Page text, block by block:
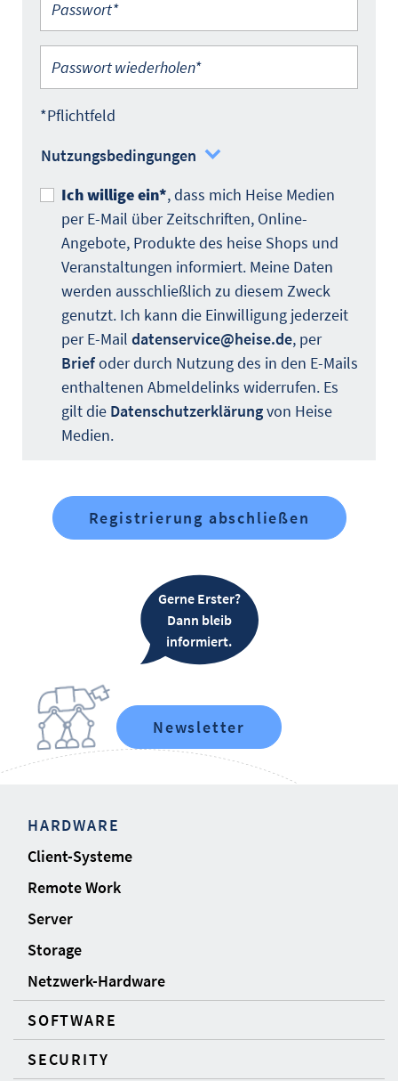
Passwort wiederholen*
*Pflichtfeld
Nutzungsbedingungen
Ich willige ein*, dass mich Heise Medien
per E-Mail über Zeitschriften, Online-
Angebote, Produkte des heise Shops und
Veranstaltungen informiert. Meine Daten
werden ausschließlich zu diesem Zweck
genutzt. Ich kann die Einwilligung jederzeit
per E-Mail datenservice@heise.de , per
Briefoder durch Nutzung des in den E-Mails
enthaltenen Abmeldelinks widerrufen. Es
gilt die Datenschutzerklärungvon Heise
Medien.
Gerne Erster?
Dann bleib
informiert.
Newsletter
HARDWARE
Client-Systeme
Remote Work
Server
Storage
Netzwerk-Hardware
SOFTWARE
SECURITY